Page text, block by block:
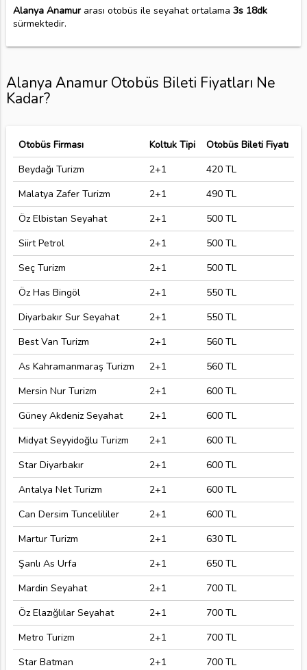
Alanya Anamurarası otobüs ile seyahat ortalama 3s 18dk
sürmektedir.
Alanya Anamur Otobüs Bileti Fiyatları Ne
Kadar?
Otobüs Firması Koltuk Tipi
Otobüs Bileti Fiyatı
Beydağı Turizm
2+1
420 TL
Malatya Zafer Turizm
2+1
490 TL
Öz Elbistan Seyahat
2+1
500 TL
Siirt Petrol
2+1
500 TL
Seç Turizm
2+1
500 TL
Öz Has Bingöl
2+1
550 TL
Diyarbakır Sur Seyahat
2+1
550 TL
Best Van Turizm
2+1
560 TL
As Kahramanmaraş Turizm
2+1
560 TL
Mersin Nur Turizm
2+1
600 TL
Güney Akdeniz Seyahat
2+1
600 TL
Midyat Seyyidoğlu Turizm
2+1
600 TL
Star Diyarbakır
2+1
600 TL
Antalya Net Turizm
2+1
600 TL
Can Dersim Tuncelililer
2+1
600 TL
Martur Turizm
2+1
630 TL
Şanlı As Urfa
2+1
650 TL
Mardin Seyahat
2+1
700 TL
Öz Elazığlılar Seyahat
2+1
700 TL
Metro Turizm
2+1
700 TL
Star Batman
2+1
700 TL